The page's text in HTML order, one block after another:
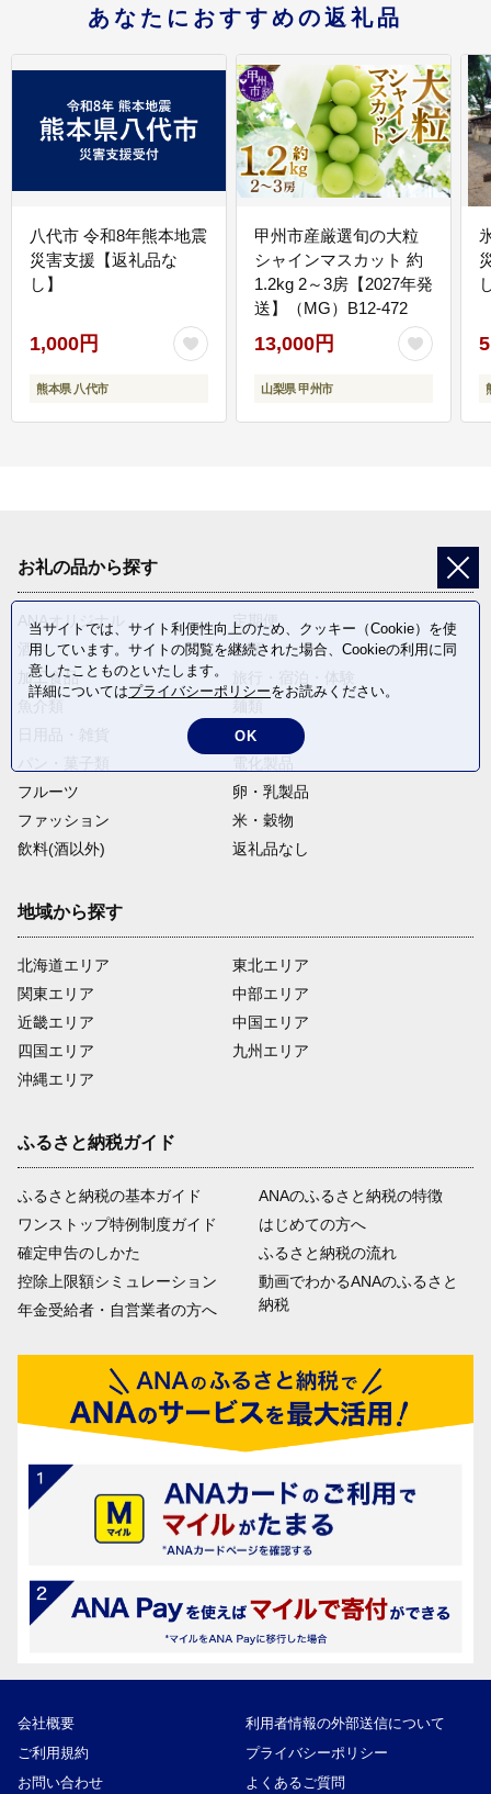
あなたにおすすめの返礼品
八代市 令和8年熊本地震
災害支援【返礼品な
し】
1,000円
熊本県 八代市
甲州市産厳選旬の大粒
シャインマスカット 約
1.2kg 2～3房【2027年発
送】（MG）B12-472
13,000円
山梨県 甲州市
お礼の品から探す
ANAオリジナル
定期便
酒
肉類
加工食品
野菜
フルーツ
卵・乳製品
ファッション
米・穀物
飲料(酒以外)
返礼品なし
地域から探す
北海道エリア
関東エリア
近畿エリア
四国エリア
沖縄エリア
東北エリア
中部エリア
中国エリア
九州エリア
ふるさと納税ガイド
ふるさと納税の基本ガイド
ワンストップ特例制度ガイド
確定申告のしかた
控除上限額シミュレーション
年金受給者・自営業者の方へ
ANAのふるさと納税の特徴
はじめての方へ
ふるさと納税の流れ
動画でわかるANAのふるさと
納税
会社概要
利用者情報の外部送信について
ご利用規約
プライバシーポリシー
お問い合わせ
よくあるご質問
当サイトでは、サイト利便性向上のため、クッキー（Cookie）を使
用しています。サイトの閲覧を継続された場合、Cookieの利用に同
意したことものといたします。
詳細についてはプライバシーポリシーをお読みください。
OK